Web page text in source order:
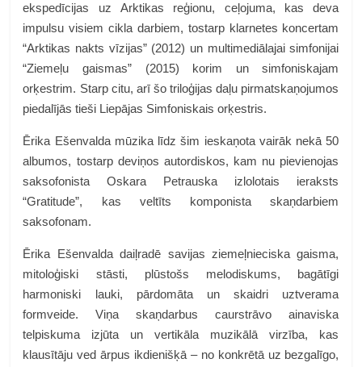
ekspedīcijas uz Arktikas reģionu, ceļojuma, kas deva
impulsu visiem cikla darbiem, tostarp klarnetes koncertam
“Arktikas nakts vīzijas” (2012) un multimediālajai simfonijai
“Ziemeļu gaismas” (2015) korim un simfoniskajam
orķestrim. Starp citu, arī šo triloģijas daļu pirmatskaņojumos
piedalījās tieši Liepājas Simfoniskais orķestris.
Ērika Ešenvalda mūzika līdz šim ieskaņota vairāk nekā 50
albumos, tostarp deviņos autordiskos, kam nu pievienojas
saksofonista Oskara Petrauska izlolotais ieraksts
“Gratitude”, kas veltīts komponista skaņdarbiem
saksofonam.
Ērika Ešenvalda daiļradē savijas ziemeļnieciska gaisma,
mitoloģiski stāsti, plūstošs melodiskums, bagātīgi
harmoniski lauki, pārdomāta un skaidri uztverama
formveide. Viņa skaņdarbus caurstrāvo ainaviska
telpiskuma izjūta un vertikāla muzikālā virzība, kas
klausītāju ved ārpus ikdienišķā – no konkrētā uz bezgalīgo,